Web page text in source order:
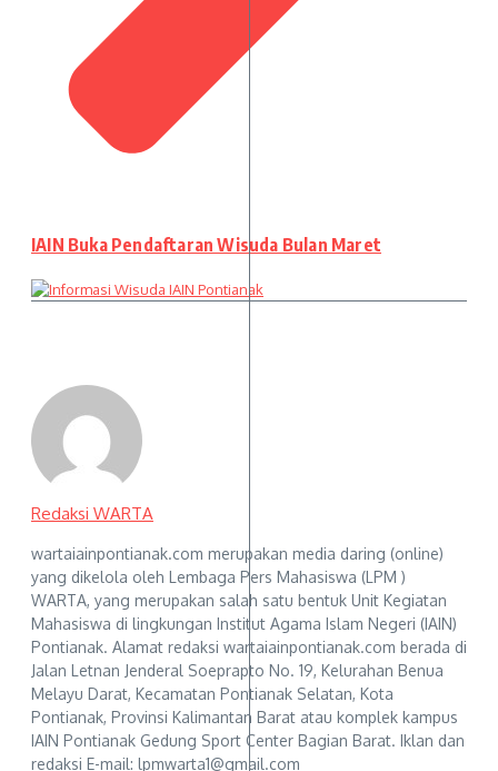
IAIN Buka Pendaftaran Wisuda Bulan Maret
Redaksi WARTA
wartaiainpontianak.com merupakan media daring (online)
yang dikelola oleh Lembaga Pers Mahasiswa (LPM )
WARTA, yang merupakan salah satu bentuk Unit Kegiatan
Mahasiswa di lingkungan Institut Agama Islam Negeri (IAIN)
Pontianak. Alamat redaksi wartaiainpontianak.com berada di
Jalan Letnan Jenderal Soeprapto No. 19, Kelurahan Benua
Melayu Darat, Kecamatan Pontianak Selatan, Kota
Pontianak, Provinsi Kalimantan Barat atau komplek kampus
IAIN Pontianak Gedung Sport Center Bagian Barat. Iklan dan
redaksi E-mail: lpmwarta1@gmail.com